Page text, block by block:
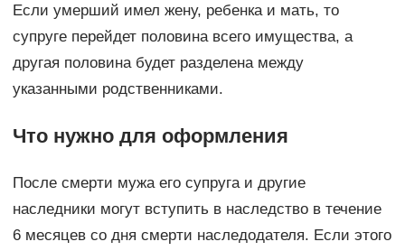
Если умерший имел жену, ребенка и мать, то
супруге перейдет половина всего имущества, а
другая половина будет разделена между
указанными родственниками.
Что нужно для оформления
После смерти мужа его супруга и другие
наследники могут вступить в наследство в течение
6 месяцев со дня смерти наследодателя. Если этого